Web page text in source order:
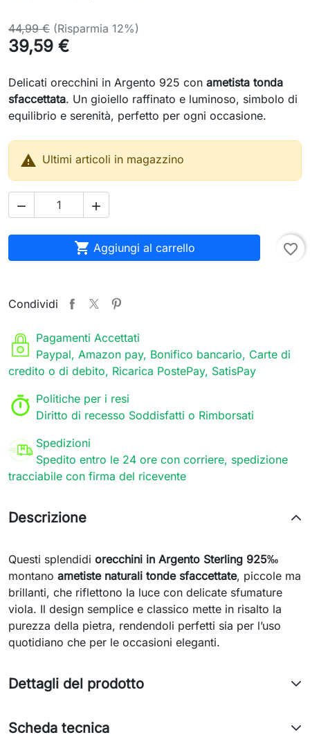
44,99 € (Risparmia 12%)
39,59 €
Delicati orecchini in Argento 925 con ametista tonda
sfaccettata. Un gioiello raffinato e luminoso, simbolo di
equilibrio e serenità, perfetto per ogni occasione.
 Ultimi articoli in magazzino
 
 Aggiungi al carrello favorite_border
Condividi
Pagamenti Accettati
Paypal, Amazon pay, Bonifico bancario, Carte di
credito o di debito, Ricarica PostePay, SatisPay
Politiche per i resi
Diritto di recesso Soddisfatti o Rimborsati
Spedizioni
Spedito entro le 24 ore con corriere, spedizione
tracciabile con firma del ricevente
Descrizione
Questi splendidi orecchini in Argento Sterling 925‰
montano ametiste naturali tonde sfaccettate, piccole ma
brillanti, che riflettono la luce con delicate sfumature
viola. Il design semplice e classico mette in risalto la
purezza della pietra, rendendoli perfetti sia per l’uso
quotidiano che per le occasioni eleganti.
Dettagli del prodotto
Scheda tecnica